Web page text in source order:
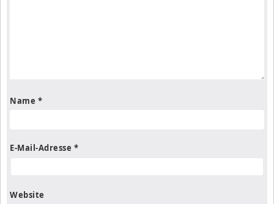
Name *
E-Mail-Adresse *
Website